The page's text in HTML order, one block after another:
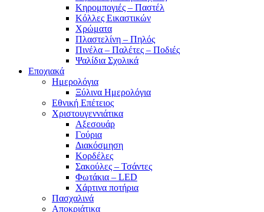
Κηρομπογιές – Παστέλ
Κόλλες Εικαστικών
Χρώματα
Πλαστελίνη – Πηλός
Πινέλα – Παλέτες – Ποδιές
Ψαλίδια Σχολικά
Εποχιακά
Ημερολόγια
Ξύλινα Ημερολόγια
Εθνική Επέτειος
Χριστουγεννιάτικα
Αξεσουάρ
Γούρια
Διακόσμηση
Κορδέλες
Σακούλες – Τσάντες
Φωτάκια – LED
Χάρτινα ποτήρια
Πασχαλινά
Αποκριάτικα